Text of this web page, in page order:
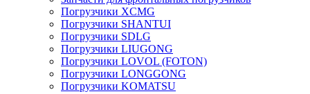
Погрузчики XCMG
Погрузчики SHANTUI
Погрузчики SDLG
Погрузчики LIUGONG
Погрузчики LOVOL (FOTON)
Погрузчики LONGGONG
Погрузчики KOMATSU